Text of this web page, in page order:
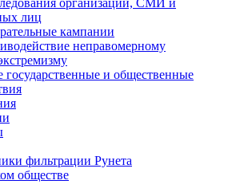
организаций, СМИ и
лиц
кампании
неправомерному
и общественные
фильтрации Рунета
обществе